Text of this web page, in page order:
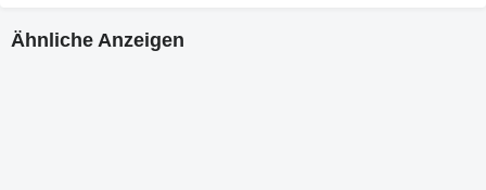
Ähnliche Anzeigen